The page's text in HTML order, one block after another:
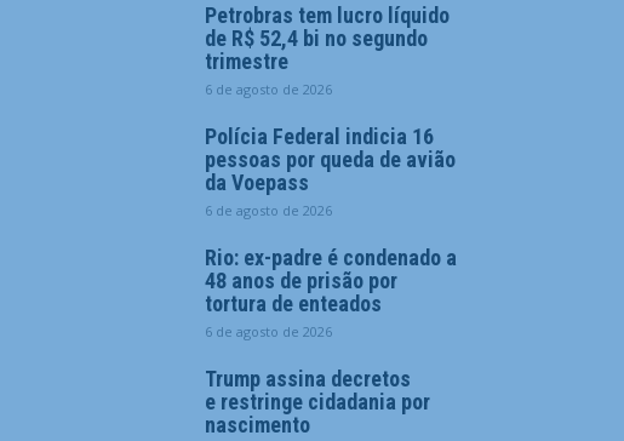
Petrobras tem lucro líquido
de R$ 52,4 bi no segundo
trimestre
6 de agosto de 2026
Polícia Federal indicia 16
pessoas por queda de avião
da Voepass
6 de agosto de 2026
Rio: ex-padre é condenado a
48 anos de prisão por
tortura de enteados
6 de agosto de 2026
Trump assina decretos
e restringe cidadania por
nascimento